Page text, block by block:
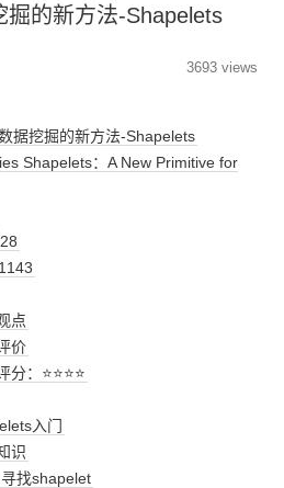
掘的新方法-Shapelets
3693 views
据挖掘的新方法-Shapelets
Shapelets：A New Primitive for
点
价
：⭐⭐⭐⭐
入门
识
找shapelet